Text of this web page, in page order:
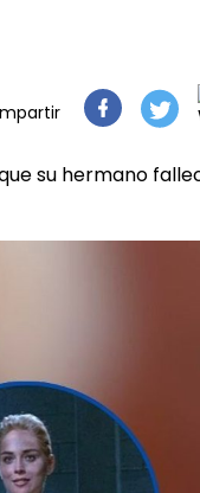
su hermano